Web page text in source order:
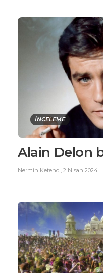
İNCELEME
Alain Delon
Nermin Ketenci, 2 Nisan 2024